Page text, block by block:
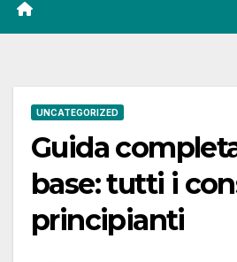
UNCATEGORIZED
Guida
base: tutti i
principianti